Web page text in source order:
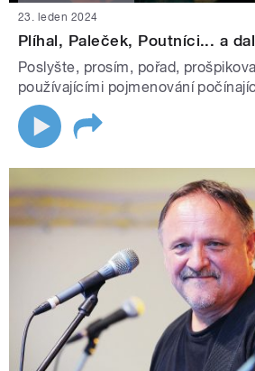
23. leden 2024
Plíhal, Paleček, Poutníci... a
Poslyšte, prosím, pořad,
používajícími pojmenování